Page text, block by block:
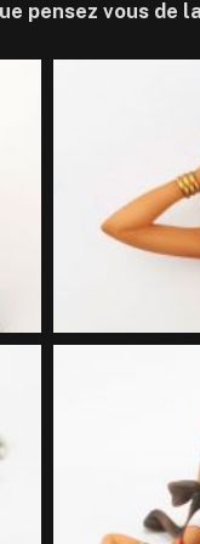
pensez vous de